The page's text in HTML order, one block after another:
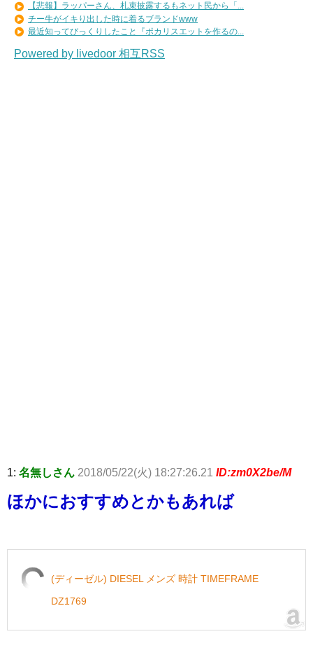
【悲報】ラッパーさん、札束披露するもネット民から「...
チー牛がイキり出した時に着るブランドwww
最近知ってびっくりしたこと『ポカリスエットを作るの...
Powered by livedoor 相互RSS
1: 名無しさん 2018/05/22(火) 18:27:26.21 ID:zm0X2be/M
ほかにおすすめとかもあれば
(ディーゼル) DIESEL メンズ 時計 TIMEFRAME
DZ1769